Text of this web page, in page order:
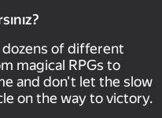
dozens of different
magical RPGs to
and don't let the slow
on the way to victory.